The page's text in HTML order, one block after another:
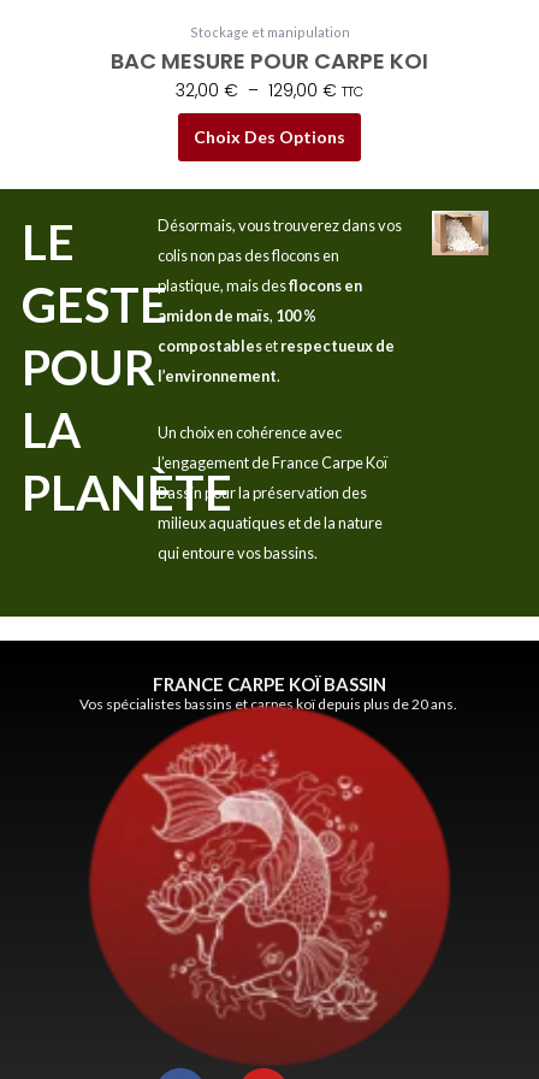
Stockage et manipulation
BAC MESURE POUR CARPE KOI
32,00 € – 129,00 € TTC
Choix Des Options
LE
GESTE
POUR
LA
PLANÈTE
Désormais, vous trouverez dans vos
colis non pas des flocons en
plastique, mais desflocons en
amidon de maïs, 100 %
compostablesetrespectueux de
l’environnement.
Un choix en cohérence avec
l’engagement de France Carpe Koï
Bassin pour la préservation des
milieux aquatiques et de la nature
qui entoure vos bassins.
FRANCE CARPE KOÏ BASSIN
Vos spécialistes bassins et carpes koï depuis plus de 20 ans.